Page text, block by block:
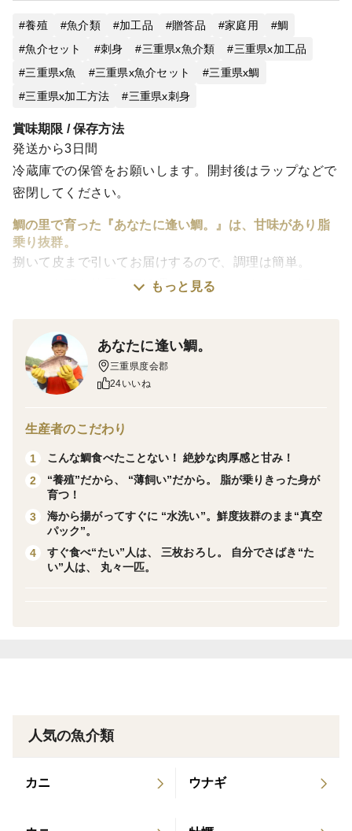
養殖 魚介類 加工品 贈答品 家庭用
鯛
魚介セット
刺身 三重県x魚介類
三重県x加工品
三重県x魚
三重県x魚介セット
三重県x鯛
三重県x加工方法
三重県x刺身
賞味期限 / 保存方法
発送から3日間
冷蔵庫での保管をお願いします。開封後はラップなどで
密閉してください。
鯛の里で育った『あなたに逢い鯛。』は、甘味があり脂
乗り抜群。
捌いて皮まで引いてお届けするので、調理は簡単。
アラ・お頭も綺麗に下処理しておつけするので、鯛めし
とっておきの美味しいプレゼントは、思わず笑顔にな
り、幸せな気分に包まれます。
スーパーには並ばない、脂乗り抜群の真鯛です。
お刺身でももちろん、しゃぶしゃぶや鯛茶漬け、ムニエ
お頭とアラも付いているので、鯛めしで味わうも良し、
出汁を取ってあら汁で味わうも良し。
１尾まるまる味わってみてください！
ら海へとけこみ、真鯛たちはその栄養をたっぷりと受け
そんな恵みの土地から、産地直送でお送りします。
もっと見る
あなたに逢い鯛。
三重県度会郡
24いいね
生産者のこだわり
1
こんな鯛食べたことない！ 絶妙な肉厚感と甘み！
2
“養殖”だから、 “薄飼い”だから。 脂が乗りきった身が
育つ！
3
海から揚がってすぐに “水洗い”。鮮度抜群のまま“真空
パック”。
4
すぐ食べ“たい”人は、 三枚おろし。 自分でさばき“た
い”人は、 丸々一匹。
人気の魚介類
カニ ウナギ